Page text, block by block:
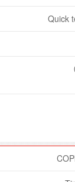
Quick